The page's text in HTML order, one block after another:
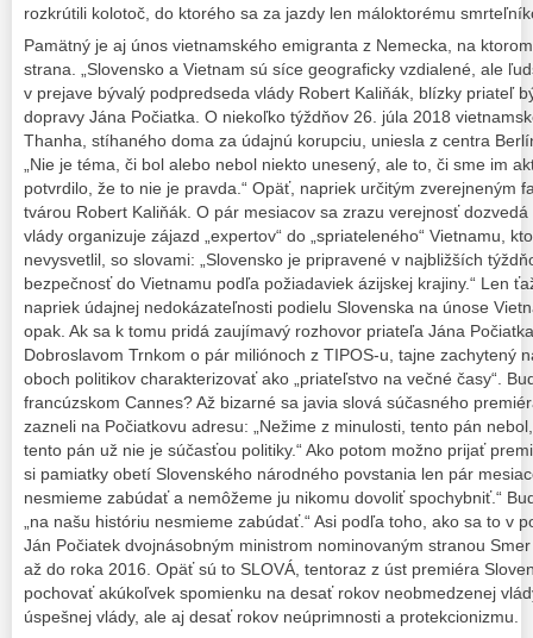
rozkrútili kolotoč, do ktorého sa za jazdy len máloktorému
Pamätný je aj únos vietnamského emigranta z Nemecka, na
strana. „Slovensko a Vietnam sú síce geograficky vzdialené, ale
v prejave bývalý podpredseda vlády Robert Kaliňák, blízky priateľ
dopravy Jána Počiatka. O niekoľko týždňov 26. júla 2018
Thanha, stíhaného doma za údajnú korupciu, uniesla z centra
„Nie je téma, či bol alebo nebol niekto unesený, ale to, či sme im
potvrdilo, že to nie je pravda.“ Opäť, napriek určitým zverejneným
tvárou Robert Kaliňák. O pár mesiacov sa zrazu verejnosť
vlády organizuje zájazd „expertov“ do „spriateleného“ Vietnamu,
nevysvetlil, so slovami: „Slovensko je pripravené v najbližších
bezpečnosť do Vietnamu podľa požiadaviek ázijskej krajiny.“ Len
napriek údajnej nedokázateľnosti podielu Slovenska na únose
opak. Ak sa k tomu pridá zaujímavý rozhovor priateľa Jána
Dobroslavom Trnkom o pár miliónoch z TIPOS-u, tajne zachytený
oboch politikov charakterizovať ako „priateľstvo na večné časy“.
francúzskom Cannes? Až bizarné sa javia slová súčasného
zazneli na Počiatkovu adresu: „Nežime z minulosti, tento pán
tento pán už nie je súčasťou politiky.“ Ako potom možno prijať
si pamiatky obetí Slovenského národného povstania len pár
nesmieme zabúdať a nemôžeme ju nikomu dovoliť spochybniť.“
„na našu históriu nesmieme zabúdať.“ Asi podľa toho, ako sa to v
Ján Počiatek dvojnásobným ministrom nominovaným stranou
až do roka 2016. Opäť sú to SLOVÁ, tentoraz z úst premiéra
pochovať akúkoľvek spomienku na desať rokov neobmedzenej
úspešnej vlády, ale aj desať rokov neúprimnosti a protekcionizmu.